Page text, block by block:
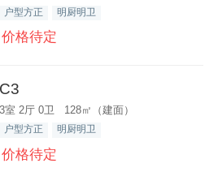
户型方正 明厨明卫
价格待定
C3
3室 2厅 0卫 128㎡（建面）
户型方正 明厨明卫
价格待定